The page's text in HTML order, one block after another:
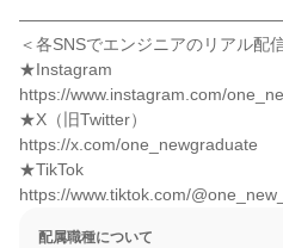
＜各SNSでエンジニアのリアル配
★Instagram
https://www.instagram.com/
★X（旧Twitter）
https://x.com/one_newgraduate
★TikTok
https://www.tiktok.com/
配属職種について